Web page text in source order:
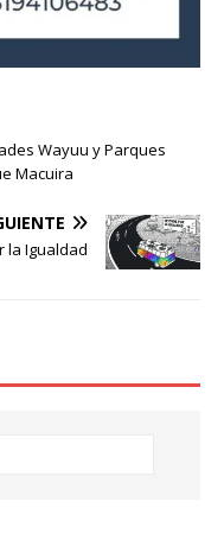
Wayuu y Parques
Macuira
la Igualdad